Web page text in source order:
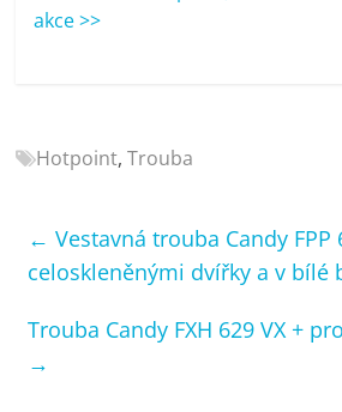
kávovary,
akce >>
Hotpoint,Trouba
← Vestavná trouba Candy FPP
celoskleněnými dvířky a v bílé
Trouba Candy FXH 629 VX +
→